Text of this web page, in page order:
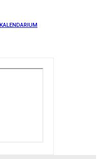
KALENDARIUM